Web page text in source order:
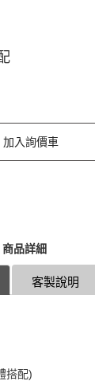
加入詢價車
商品詳細
客製說明
搭配)